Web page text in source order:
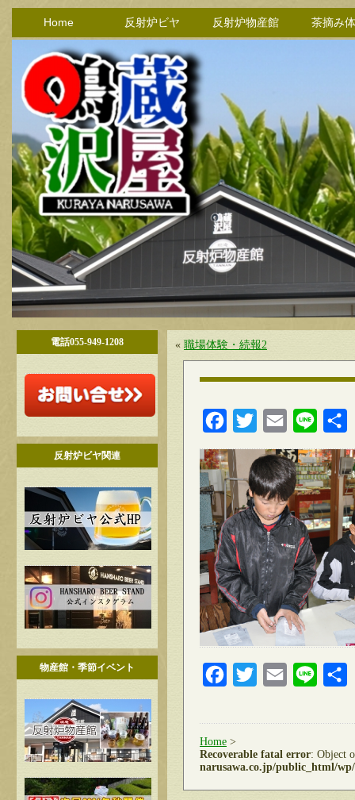
Home 反射炉ビヤ 反射炉物産館 茶摘み
電話055-949-1208
反射炉ビヤ関連
物産館・季節イベント
« 職場体験・続報2
FacebookTwitter Email Line
FacebookTwitter Email Line
Home >
Recoverable fatal error: Object
narusawa.co.jp/public_html/